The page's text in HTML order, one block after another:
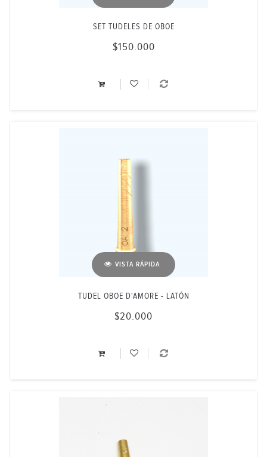
SET TUDELES DE OBOE
$150.000
VISTA RÁPIDA
TUDEL OBOE D'AMORE - LATÓN
$20.000